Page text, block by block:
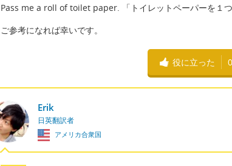
Pass me a roll of toilet paper. 「トイレットペーパーを１つ
ご参考になれば幸いです。
役に立った 0
Erik
日英翻訳者
アメリカ合衆国